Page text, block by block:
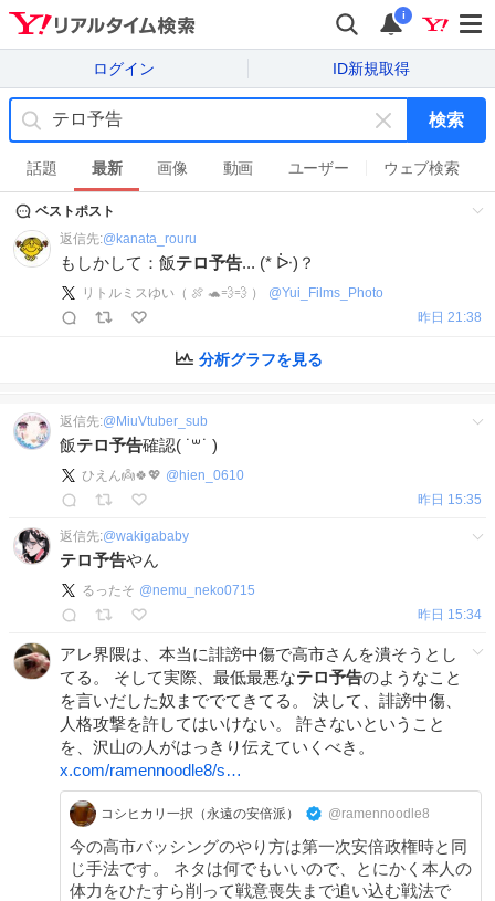
i
ログイン ID新規取得
キ
ー
ワ
検索
話題 最新 画像 動画 ユーザー ウェブ検索
ベストポスト
返信先:@ kanata_rouru
もしかして：飯テロ予告... (* ᐕ)？
リトルミスゆい（ 🍖 🐢💨💨 ） @Yui_Films_Photo
昨日 21:38
分析グラフを見る
返信先:@ MiuVtuber_sub
飯テロ予告確認( ˙꒳​˙ )
ひえん👼🍀💖 @ hien_0610
昨日 15:35
返信先:@wakigababy
テロ予告やん
るったそ @nemu_neko0715
昨日 15:34
アレ界隈は、本当に誹謗中傷で高市さんを潰そうとし
てる。 そして実際、最低最悪なテロ予告のようなこと
を言いだした奴まででてきてる。 決して、誹謗中傷、
人格攻撃を許してはいけない。 許さないということ
を、沢山の人がはっきり伝えていくべき。
x.com/ramennoodle8/s…
コシヒカリ一択（永遠の安倍派） @ramennoodle8
今の高市バッシングのやり方は第一次安倍政権時と同
じ手法です。 ネタは何でもいいので、とにかく本人の
体力をひたすら削って戦意喪失まで追い込む戦法で